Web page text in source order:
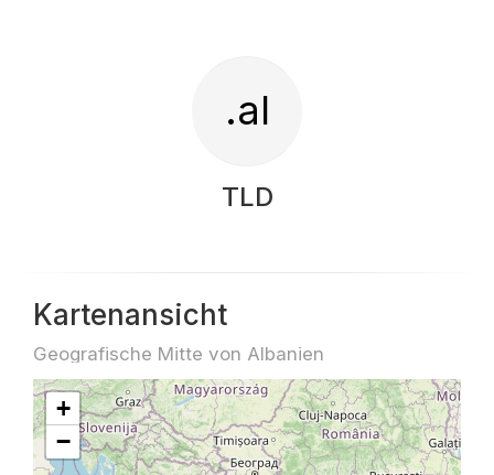
.al
TLD
Kartenansicht
Geografische Mitte von Albanien
+
−